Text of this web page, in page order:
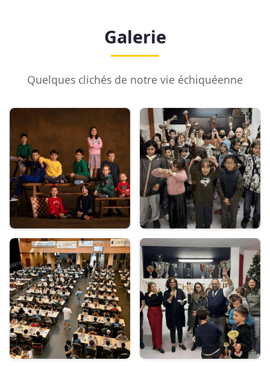
Galerie
Quelques clichés de notre vie échiquéenne